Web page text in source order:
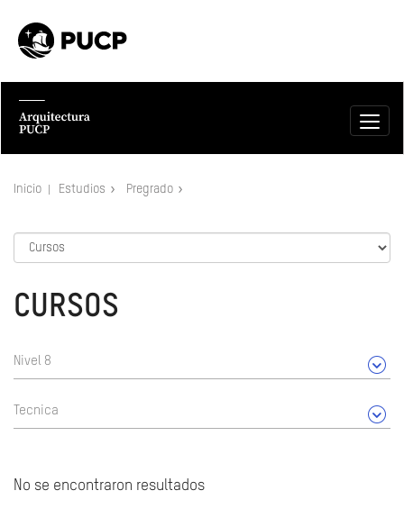
Inicio Estudios Pregrado
CURSOS
Nivel 8
Tecnica
No se encontraron resultados